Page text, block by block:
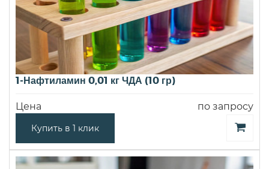
1-Нафтиламин 0,01 кг ЧДА (10 гр)
Цена по запросу
Купить в 1 клик